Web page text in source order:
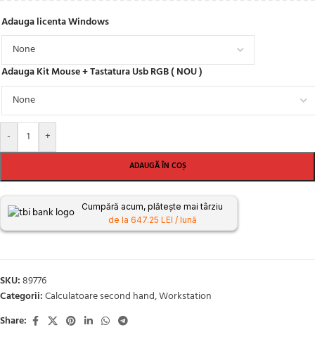
Adauga licenta Windows
Adauga Kit Mouse + Tastatura Usb RGB ( NOU )
- +
ADAUGĂ ÎN COȘ
Cumpără acum, plătește mai târziu
de la 647.25 LEI / lună
SKU:89776
Categorii:Calculatoare second hand,Workstation
Share: